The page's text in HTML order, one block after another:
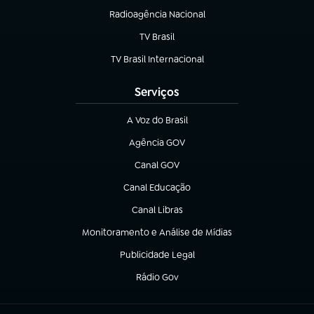
Radioagência Nacional
(abre em nova aba)
TV Brasil
(abre em nova aba)
TV Brasil Internacional
(abre em nova aba)
Serviços
A Voz do Brasil
(abre em nova aba)
Agência GOV
(abre em nova aba)
Canal GOV
(abre em nova aba)
Canal Educação
(abre em nova aba)
Canal Libras
(abre em nova aba)
Monitoramento e Análise de Mídias
(abre em nova aba)
Publicidade Legal
(abre em nova aba)
Rádio Gov
(abre em nova aba)